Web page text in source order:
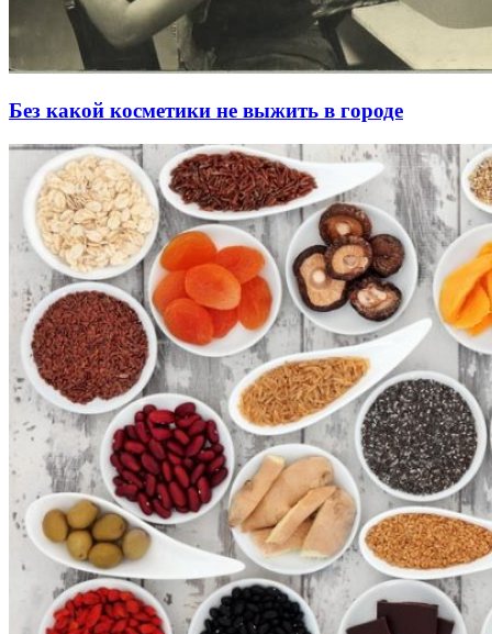
Без какой косметики не выжить в городе